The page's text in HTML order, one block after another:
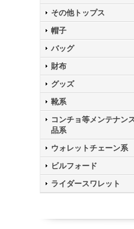
その他トップス
帽子
バッグ
財布
グッズ
靴系
コンチョ等メンテナン
品系
ウォレットチェーン系
ビルフォード
ライダースワレット